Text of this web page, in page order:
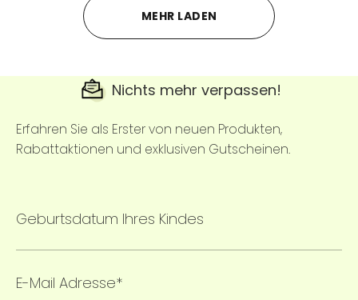
MEHR LADEN
Nichts mehr verpassen!
Erfahren Sie als Erster von neuen Produkten,
Rabattaktionen und exklusiven Gutscheinen.
Geburtsdatum Ihres Kindes
E-Mail Adresse*